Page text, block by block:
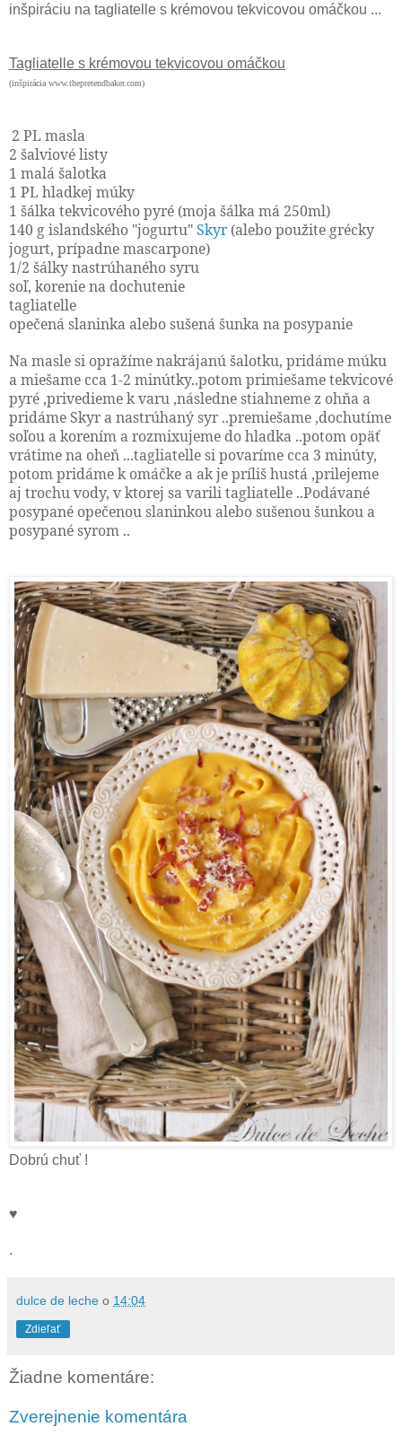
inšpiráciu na tagliatelle s krémovou tekvicovou omáčkou ...
Tagliatelle s krémovou tekvicovou omáčkou
(inšpirácia www.thepretendbaker.com)
2 PL masla
2 šalviové listy
1 malá šalotka
1 PL hladkej múky
1 šálka tekvicového pyré (moja šálka má 250ml)
140 g islandského "jogurtu"Skyr(alebo použite grécky
jogurt, prípadne mascarpone)
1/2 šálky nastrúhaného syru
soľ, korenie na dochutenie
tagliatelle
opečená slaninka alebo sušená šunka na posypanie
Na masle si opražíme nakrájanú šalotku, pridáme múku
a miešame cca 1-2 minútky..potom primiešame tekvicové
pyré ,privedieme k varu ,následne stiahneme z ohňa a
pridáme Skyr a nastrúhaný syr ..premiešame ,dochutíme
soľou a korením a rozmixujeme do hladka ..potom opäť
vrátime na oheň ...tagliatelle si povaríme cca 3 minúty,
potom pridáme k omáčke a ak je príliš hustá ,prilejeme
aj trochu vody, v ktorej sa varili tagliatelle ..Podávané
posypané opečenou slaninkou alebo sušenou šunkou a
posypané syrom ..
Dobrú chuť !
♥
.
dulce de leche o 14:04
Zdieľať
Žiadne komentáre:
Zverejnenie komentára